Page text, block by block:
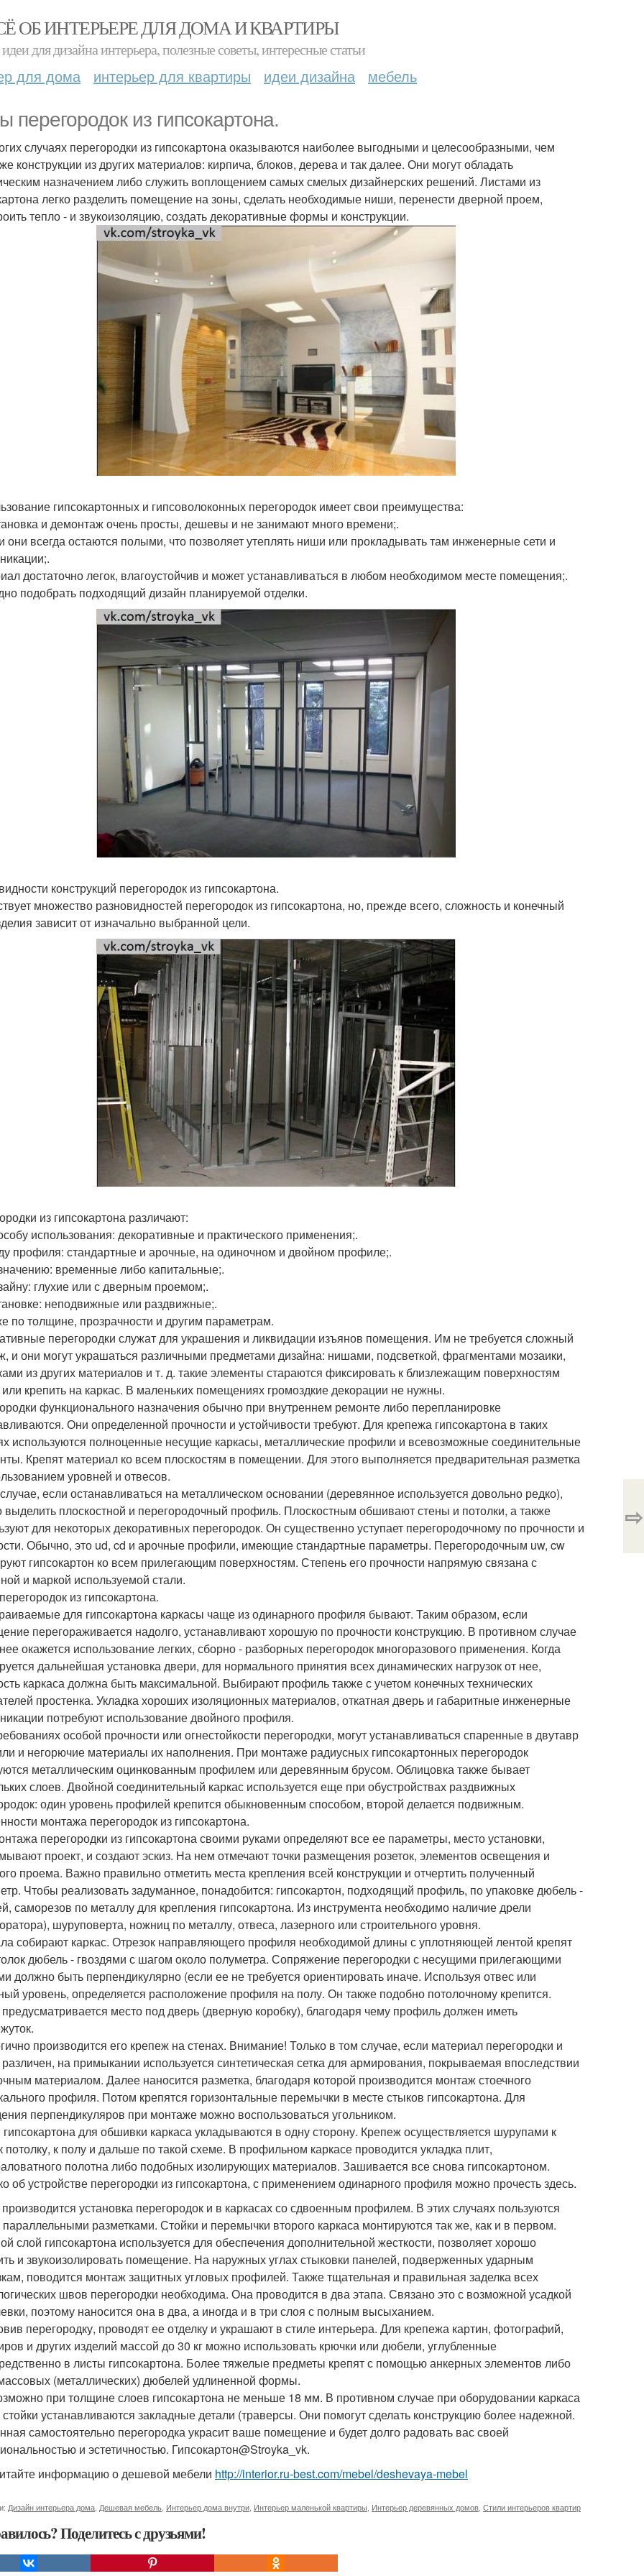
ОБ ИНТЕРЬЕРЕ ДЛЯ ДОМА И КВАРТИРЫ
для дизайна интерьера, полезные советы, интересные статьи
для дома интерьер для квартиры идеи дизайна мебель
перегородок из гипсокартона.
случаях перегородки из гипсокартона оказываются наиболее выгодными и целесообразными, чем
конструкции из других материалов: кирпича, блоков, дерева и так далее. Они могут обладать
назначением либо служить воплощением самых смелых дизайнерских решений. Листами из
легко разделить помещение на зоны, сделать необходимые ниши, перенести дверной проем,
тепло - и звукоизоляцию, создать декоративные формы и конструкции.
гипсокартонных и гипсоволоконных перегородок имеет свои преимущества:
и демонтаж очень просты, дешевы и не занимают много времени;.
они всегда остаются полыми, что позволяет утеплять ниши или прокладывать там инженерные сети и
достаточно легок, влагоустойчив и может устанавливаться в любом необходимом месте помещения;.
подобрать подходящий дизайн планируемой отделки.
конструкций перегородок из гипсокартона.
множество разновидностей перегородок из гипсокартона, но, прежде всего, сложность и конечный
зависит от изначально выбранной цели.
из гипсокартона различают:
использования: декоративные и практического применения;.
профиля: стандартные и арочные, на одиночном и двойном профиле;.
временные либо капитальные;.
глухие или с дверным проемом;.
неподвижные или раздвижные;.
по толщине, прозрачности и другим параметрам.
перегородки служат для украшения и ликвидации изъянов помещения. Им не требуется сложный
и они могут украшаться различными предметами дизайна: нишами, подсветкой, фрагментами мозаики,
из других материалов и т. д. такие элементы стараются фиксировать к близлежащим поверхностям
крепить на каркас. В маленьких помещениях громоздкие декорации не нужны.
функционального назначения обычно при внутреннем ремонте либо перепланировке
Они определенной прочности и устойчивости требуют. Для крепежа гипсокартона в таких
используются полноценные несущие каркасы, металлические профили и всевозможные соединительные
Крепят материал ко всем плоскостям в помещении. Для этого выполняется предварительная разметка
уровней и отвесов.
если останавливаться на металлическом основании (деревянное используется довольно редко),
плоскостной и перегородочный профиль. Плоскостным обшивают стены и потолки, а также
для некоторых декоративных перегородок. Он существенно уступает перегородочному по прочности и
Обычно, это ud, cd и арочные профили, имеющие стандартные параметры. Перегородочным uw, cw
гипсокартон ко всем прилегающим поверхностям. Степень его прочности напрямую связана с
и маркой используемой стали.
из гипсокартона.
для гипсокартона каркасы чаще из одинарного профиля бывают. Таким образом, если
перегораживается надолго, устанавливают хорошую по прочности конструкцию. В противном случае
окажется использование легких, сборно - разборных перегородок многоразового применения. Когда
дальнейшая установка двери, для нормального принятия всех динамических нагрузок от нее,
каркаса должна быть максимальной. Выбирают профиль также с учетом конечных технических
простенка. Укладка хороших изоляционных материалов, откатная дверь и габаритные инженерные
потребуют использование двойного профиля.
особой прочности или огнестойкости перегородки, могут устанавливаться спаренные в двутавр
и негорючие материалы их наполнения. При монтаже радиусных гипсокартонных перегородок
металлическим оцинкованным профилем или деревянным брусом. Облицовка также бывает
слоев. Двойной соединительный каркас используется еще при обустройствах раздвижных
один уровень профилей крепится обыкновенным способом, второй делается подвижным.
монтажа перегородок из гипсокартона.
перегородки из гипсокартона своими руками определяют все ее параметры, место установки,
проект, и создают эскиз. На нем отмечают точки размещения розеток, элементов освещения и
проема. Важно правильно отметить места крепления всей конструкции и отчертить полученный
Чтобы реализовать задуманное, понадобится: гипсокартон, подходящий профиль, по упаковке дюбель -
саморезов по металлу для крепления гипсокартона. Из инструмента необходимо наличие дрели
шуруповерта, ножниц по металлу, отвеса, лазерного или строительного уровня.
собирают каркас. Отрезок направляющего профиля необходимой длины с уплотняющей лентой крепят
дюбель - гвоздями с шагом около полуметра. Сопряжение перегородки с несущими прилегающими
должно быть перпендикулярно (если ее не требуется ориентировать иначе. Используя отвес или
уровень, определяется расположение профиля на полу. Он также подобно потолочному крепится.
место под дверь (дверную коробку), благодаря чему профиль должен иметь
производится его крепеж на стенах. Внимание! Только в том случае, если материал перегородки и
на примыкании используется синтетическая сетка для армирования, покрываемая впоследствии
материалом. Далее наносится разметка, благодаря которой производится монтаж стоечного
профиля. Потом крепятся горизонтальные перемычки в месте стыков гипсокартона. Для
перпендикуляров при монтаже можно воспользоваться угольником.
для обшивки каркаса укладываются в одну сторону. Крепеж осуществляется шурупами к
потолку, к полу и дальше по такой схеме. В профильном каркасе проводится укладка плит,
полотна либо подобных изолирующих материалов. Зашивается все снова гипсокартоном.
об устройстве перегородки из гипсокартона, с применением одинарного профиля можно прочесть здесь.
установка перегородок и в каркасах со сдвоенным профилем. В этих случаях пользуются
разметками. Стойки и перемычки второго каркаса монтируются так же, как и в первом.
слой гипсокартона используется для обеспечения дополнительной жесткости, позволяет хорошо
и звукоизолировать помещение. На наружных углах стыковки панелей, подверженных ударным
поводится монтаж защитных угловых профилей. Также тщательная и правильная заделка всех
швов перегородки необходима. Она проводится в два этапа. Связано это с возможной усадкой
поэтому наносится она в два, а иногда и в три слоя с полным высыханием.
перегородку, проводят ее отделку и украшают в стиле интерьера. Для крепежа картин, фотографий,
и других изделий массой до 30 кг можно использовать крючки или дюбели, углубленные
в листы гипсокартона. Более тяжелые предметы крепят с помощью анкерных элементов либо
(металлических) дюбелей удлиненной формы.
при толщине слоев гипсокартона не меньше 18 мм. В противном случае при оборудовании каркаса
стойки устанавливаются закладные детали (траверсы. Они помогут сделать конструкцию более надежной.
самостоятельно перегородка украсит ваше помещение и будет долго радовать вас своей
и эстетичностью. Гипсокартон@Stroyka_vk.
информацию о дешевой мебели http://interior.ru-best.com/mebel/deshevaya-mebel
Дизайн интерьера дома Дешевая мебель Интерьер дома внутри Интерьер маленькой квартиры Интерьер деревянных домов Стили интерьеров квартир
Поделитесь с друзьями!
⇨